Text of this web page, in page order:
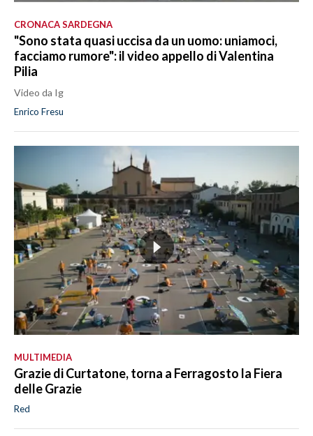
CRONACA SARDEGNA
"Sono stata quasi uccisa da un uomo: uniamoci,
facciamo rumore": il video appello di Valentina
Pilia
Video da Ig
Enrico Fresu
MULTIMEDIA
Grazie di Curtatone, torna a Ferragosto la Fiera
delle Grazie
Red